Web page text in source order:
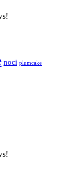
noci plumcake